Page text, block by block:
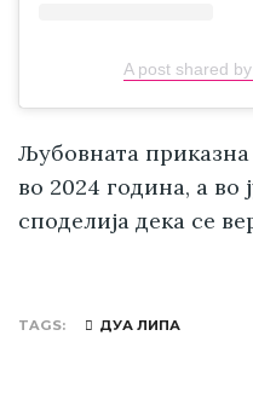
A post shared
Љубовната
во 2024 година, а во
споделија дека се
TAGS ДУА ЛИПА